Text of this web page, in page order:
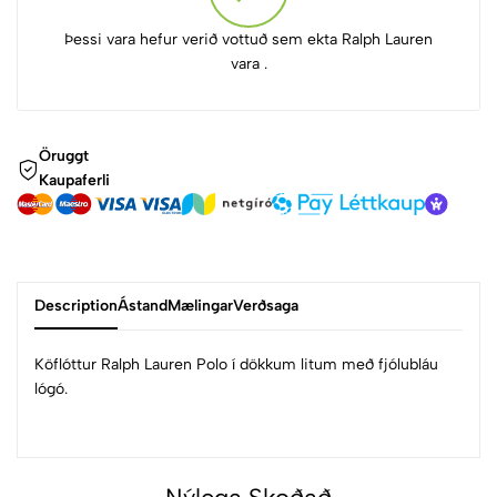
Þessi vara hefur verið vottuð sem ekta Ralph Lauren
vara .
Öruggt
Kaupaferli
DescriptionÁstandMælingarVerðsaga
Köflóttur Ralph Lauren Polo í dökkum litum með fjólubláu
lógó.